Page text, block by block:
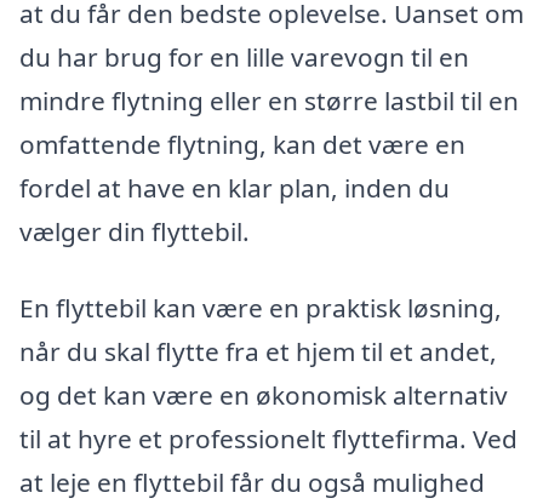
at du får den bedste oplevelse. Uanset om
du har brug for en lille varevogn til en
mindre flytning eller en større lastbil til en
omfattende flytning, kan det være en
fordel at have en klar plan, inden du
vælger din flyttebil.
En flyttebil kan være en praktisk løsning,
når du skal flytte fra et hjem til et andet,
og det kan være en økonomisk alternativ
til at hyre et professionelt flyttefirma. Ved
at leje en flyttebil får du også mulighed